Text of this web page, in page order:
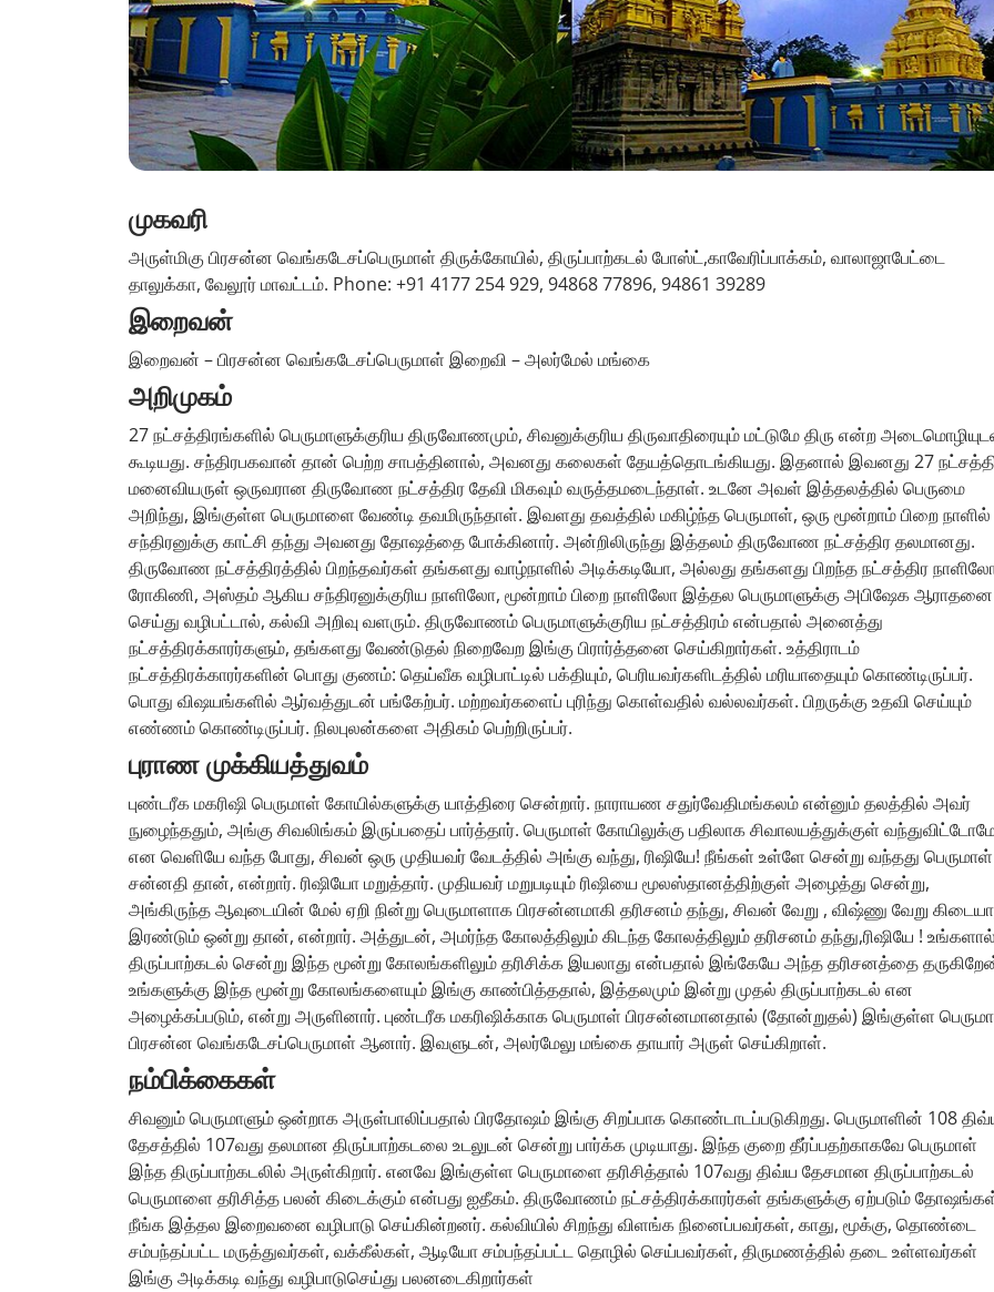
முகவரி
அருள்மிகு பிரசன்ன வெங்கடேசப்பெருமாள் திருக்கோயில், திருப்பாற்கடல் போஸ்ட்,காவேரிப்பாக்கம், வாலாஜாபேட்டை
தாலுக்கா, வேலூர் மாவட்டம். Phone: +91 4177 254 929, 94868 77896, 94861 39289
இறைவன்
இறைவன் – பிரசன்ன வெங்கடேசப்பெருமாள் இறைவி – அலர்மேல் மங்கை
அறிமுகம்
27 நட்சத்திரங்களில் பெருமாளுக்குரிய திருவோணமும், சிவனுக்குரிய திருவாதிரையும் மட்டுமே திரு என்ற
கூடியது. சந்திரபகவான் தான் பெற்ற சாபத்தினால், அவனது கலைகள் தேயத்தொடங்கியது. இதனால் இவனது 27
மனைவியருள் ஒருவரான திருவோண நட்சத்திர தேவி மிகவும் வருத்தமடைந்தாள். உடனே அவள் இத்தலத்தில் பெருமை
அறிந்து, இங்குள்ள பெருமாளை வேண்டி தவமிருந்தாள். இவளது தவத்தில் மகிழ்ந்த பெருமாள், ஒரு மூன்றாம் பிறை நாளில்
சந்திரனுக்கு காட்சி தந்து அவனது தோஷத்தை போக்கினார். அன்றிலிருந்து இத்தலம் திருவோண நட்சத்திர தலமானது.
திருவோண நட்சத்திரத்தில் பிறந்தவர்கள் தங்களது வாழ்நாளில் அடிக்கடியோ, அல்லது தங்களது பிறந்த நட்சத்திர
ரோகிணி, அஸ்தம் ஆகிய சந்திரனுக்குரிய நாளிலோ, மூன்றாம் பிறை நாளிலோ இத்தல பெருமாளுக்கு அபிஷேக ஆராதனை
செய்து வழிபட்டால், கல்வி அறிவு வளரும். திருவோணம் பெருமாளுக்குரிய நட்சத்திரம் என்பதால் அனைத்து
நட்சத்திரக்காரர்களும், தங்களது வேண்டுதல் நிறைவேற இங்கு பிரார்த்தனை செய்கிறார்கள். உத்திராடம்
நட்சத்திரக்காரர்களின் பொது குணம்: தெய்வீக வழிபாட்டில் பக்தியும், பெரியவர்களிடத்தில் மரியாதையும் கொண்டிருப்பர்.
பொது விஷயங்களில் ஆர்வத்துடன் பங்கேற்பர். மற்றவர்களைப் புரிந்து கொள்வதில் வல்லவர்கள். பிறருக்கு உதவி செய்யும்
எண்ணம் கொண்டிருப்பர். நிலபுலன்களை அதிகம் பெற்றிருப்பர்.
புராண முக்கியத்துவம்
புண்டரீக மகரிஷி பெருமாள் கோயில்களுக்கு யாத்திரை சென்றார். நாராயண சதுர்வேதிமங்கலம் என்னும் தலத்தில் அவர்
நுழைந்ததும், அங்கு சிவலிங்கம் இருப்பதைப் பார்த்தார். பெருமாள் கோயிலுக்கு பதிலாக சிவாலயத்துக்குள்
என வெளியே வந்த போது, சிவன் ஒரு முதியவர் வேடத்தில் அங்கு வந்து, ரிஷியே! நீங்கள் உள்ளே சென்று வந்தது பெருமாள்
சன்னதி தான், என்றார். ரிஷியோ மறுத்தார். முதியவர் மறுபடியும் ரிஷியை மூலஸ்தானத்திற்குள் அழைத்து சென்று,
அங்கிருந்த ஆவுடையின் மேல் ஏறி நின்று பெருமாளாக பிரசன்னமாகி தரிசனம் தந்து, சிவன் வேறு , விஷ்ணு வேறு
இரண்டும் ஒன்று தான், என்றார். அத்துடன், அமர்ந்த கோலத்திலும் கிடந்த கோலத்திலும் தரிசனம் தந்து,ரிஷியே ! உங்களால்
திருப்பாற்கடல் சென்று இந்த மூன்று கோலங்களிலும் தரிசிக்க இயலாது என்பதால் இங்கேயே அந்த தரிசனத்தை
உங்களுக்கு இந்த மூன்று கோலங்களையும் இங்கு காண்பித்ததால், இத்தலமும் இன்று முதல் திருப்பாற்கடல் என
அழைக்கப்படும், என்று அருளினார். புண்டரீக மகரிஷிக்காக பெருமாள் பிரசன்னமானதால் (தோன்றுதல்) இங்குள்ள
பிரசன்ன வெங்கடேசப்பெருமாள் ஆனார். இவளுடன், அலர்மேலு மங்கை தாயார் அருள் செய்கிறாள்.
நம்பிக்கைகள்
சிவனும் பெருமாளும் ஒன்றாக அருள்பாலிப்பதால் பிரதோஷம் இங்கு சிறப்பாக கொண்டாடப்படுகிறது. பெருமாளின் 108
தேசத்தில் 107வது தலமான திருப்பாற்கடலை உடலுடன் சென்று பார்க்க முடியாது. இந்த குறை தீர்ப்பதற்காகவே பெருமாள்
இந்த திருப்பாற்கடலில் அருள்கிறார். எனவே இங்குள்ள பெருமாளை தரிசித்தால் 107வது திவ்ய தேசமான திருப்பாற்கடல்
பெருமாளை தரிசித்த பலன் கிடைக்கும் என்பது ஐதீகம். திருவோணம் நட்சத்திரக்காரர்கள் தங்களுக்கு ஏற்படும்
நீங்க இத்தல இறைவனை வழிபாடு செய்கின்றனர். கல்வியில் சிறந்து விளங்க நினைப்பவர்கள், காது, மூக்கு, தொண்டை
சம்பந்தப்பட்ட மருத்துவர்கள், வக்கீல்கள், ஆடியோ சம்பந்தப்பட்ட தொழில் செய்பவர்கள், திருமணத்தில் தடை உள்ளவர்கள்
இங்கு அடிக்கடி வந்து வழிபாடுசெய்து பலனடைகிறார்கள்